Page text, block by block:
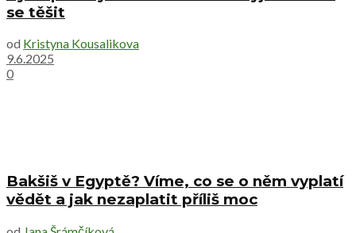
se těšit
od Kristyna Kousalikova
9.6.2025
0
Bakšiš v Egyptě? Víme, co se o něm vyplatí
vědět a jak nezaplatit příliš moc